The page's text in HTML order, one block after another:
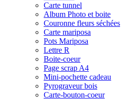
Carte tunnel
Album Photo et boite
Couronne fleurs séchées
Carte mariposa
Pots Mariposa
Lettre R
Boite-coeur
Page scrap A4
Mini-pochette cadeau
Pyrograveur bois
Carte-bouton-coeur